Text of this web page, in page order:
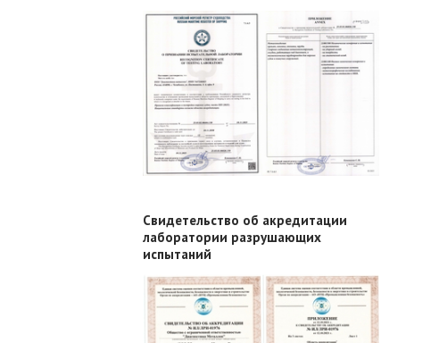
Свидетельство об акредитации
лаборатории разрушающих
испытаний